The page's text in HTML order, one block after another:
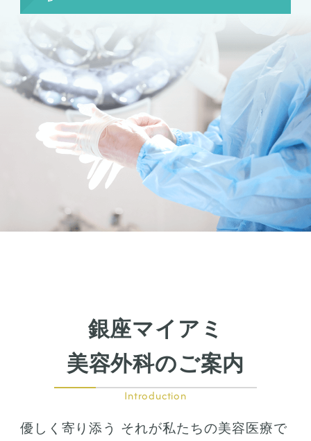
目の整形
二重まぶた・目の整形
埋没法
眼瞼下垂 目頭切開
目尻切開
下瞼開大（グラマラスライン）
上まぶたのたるみ取り
鼻の整形
鼻中隔延長
鷲鼻整形
口の整形
唇の整形 人中短縮
銀座マイアミ
美容外科のご案内
Introduction
優しく寄り添う それが私たちの美容医療で